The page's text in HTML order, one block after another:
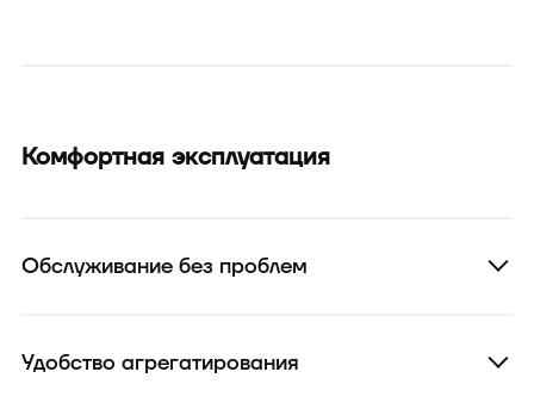
Комфортная эксплуатация
Обслуживание без проблем
Удобство агрегатирования